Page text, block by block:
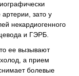
зато у
некардиогенного
и ГЭРБ.
ее вызывают
а прием
болевые